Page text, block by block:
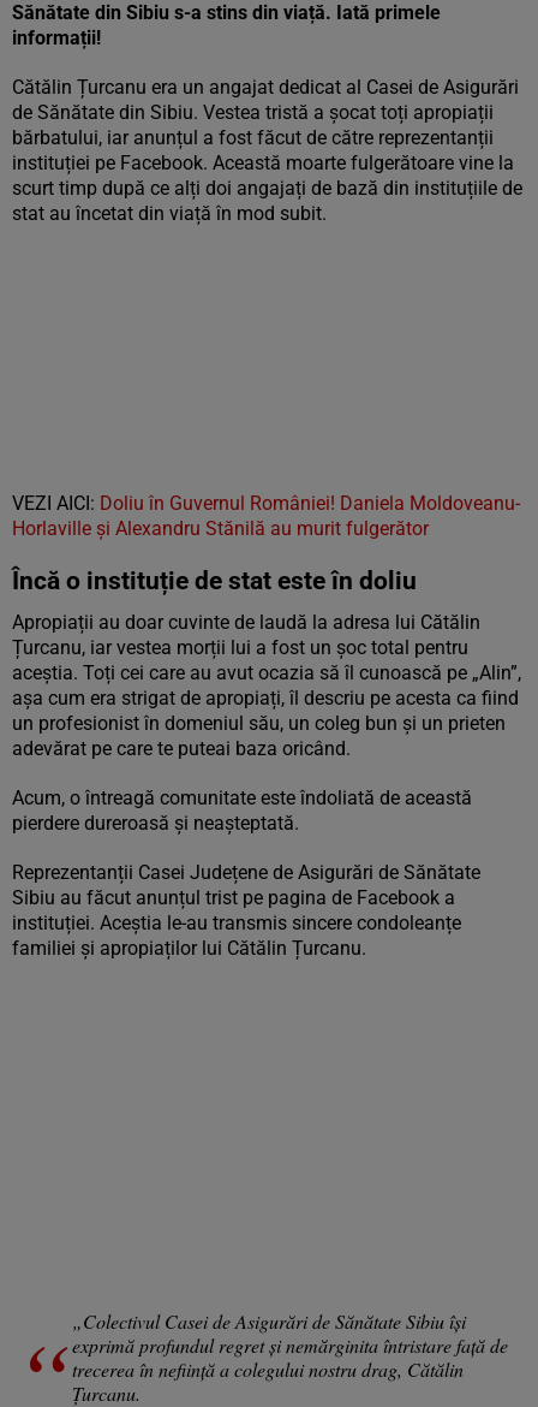
Sănătate din Sibiu s-a stins din viață. Iată primele
informații!
Cătălin Țurcanu era un angajat dedicat al Casei de Asigurări
de Sănătate din Sibiu. Vestea tristă a șocat toți apropiații
bărbatului, iar anunțul a fost făcut de către reprezentanții
instituției pe Facebook. Această moarte fulgerătoare vine la
scurt timp după ce alți doi angajați de bază din instituțiile de
stat au încetat din viață în mod subit.
VEZI AICI: Doliu în Guvernul României! Daniela Moldoveanu-
Horlaville și Alexandru Stănilă au murit fulgerător
Încă o instituție de stat este în doliu
Apropiații au doar cuvinte de laudă la adresa lui Cătălin
Țurcanu, iar vestea morții lui a fost un șoc total pentru
aceștia. Toți cei care au avut ocazia să îl cunoască pe „Alin”,
așa cum era strigat de apropiați, îl descriu pe acesta ca fiind
un profesionist în domeniul său, un coleg bun și un prieten
adevărat pe care te puteai baza oricând.
Acum, o întreagă comunitate este îndoliată de această
pierdere dureroasă și neașteptată.
Reprezentanții Casei Județene de Asigurări de Sănătate
Sibiu au făcut anunțul trist pe pagina de Facebook a
instituției. Aceștia le-au transmis sincere condoleanțe
familiei și apropiaților lui Cătălin Țurcanu.
„Colectivul Casei de Asigurări de Sănătate Sibiu își
exprimă profundul regret și nemărginita întristare față de
trecerea în neființă a colegului nostru drag, Cătălin
Țurcanu.